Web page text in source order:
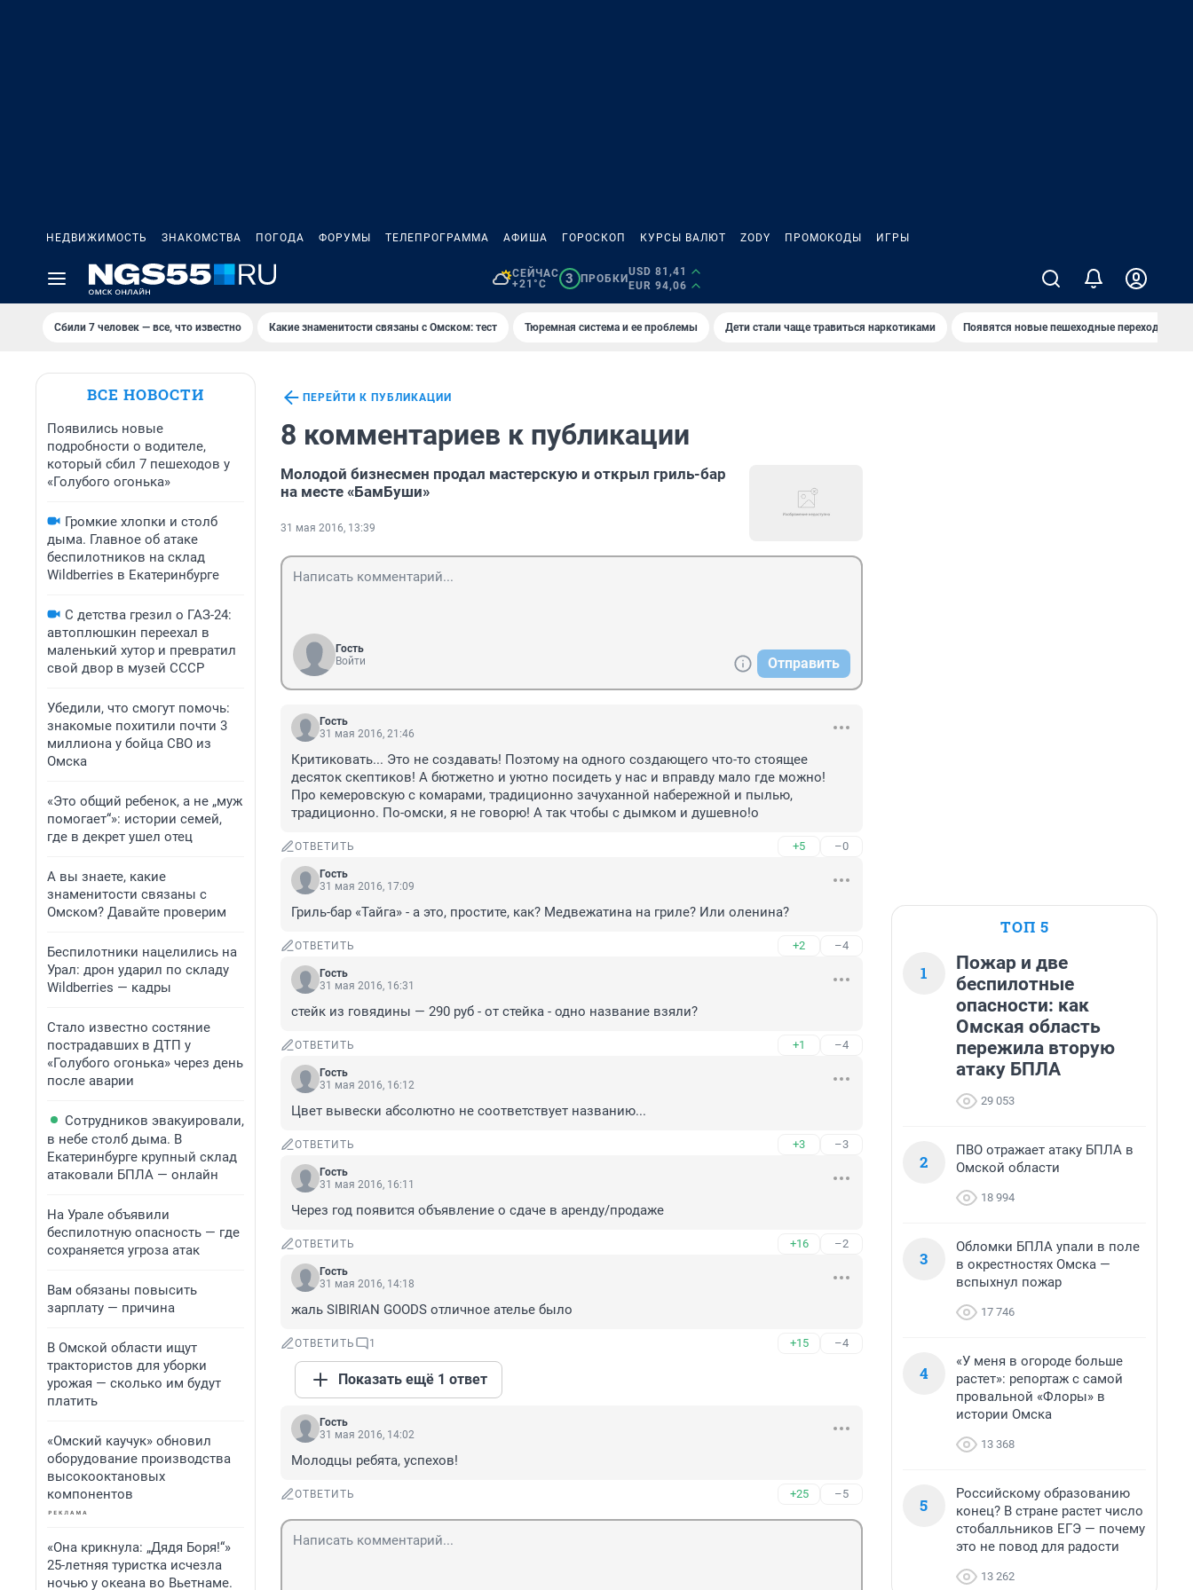
НЕДВИЖИМОСТЬ ЗНАКОМСТВА ПОГОДА ФОРУМЫ ТЕЛЕПРОГРАММА АФИША ГОРОСКОП КУРСЫ ВАЛЮТ ZODY ПРОМОКОДЫ ИГРЫ
СЕЙЧАС
+21°C
3 ПРОБКИ
USD 81,41
EUR 94,06
Сбили 7 человек — все, что известно Какие знаменитости связаны с Омском: тест Тюремная система и ее проблемы Дети стали чаще травиться наркотиками Появятся новые пешеходные переходы
ВСЕ НОВОСТИ
Появились новые
подробности о водителе,
который сбил 7 пешеходов у
«Голубого огонька»
Громкие хлопки и столб
дыма. Главное об атаке
беспилотников на склад
Wildberries в Екатеринбурге
С детства грезил о ГАЗ-24:
автоплюшкин переехал в
маленький хутор и превратил
свой двор в музей СССР
Убедили, что смогут помочь:
знакомые похитили почти 3
миллиона у бойца СВО из
Омска
«Это общий ребенок, а не „муж
помогает“»: истории семей,
где в декрет ушел отец
А вы знаете, какие
знаменитости связаны с
Омском? Давайте проверим
Беспилотники нацелились на
Урал: дрон ударил по складу
Wildberries — кадры
Стало известно состяние
пострадавших в ДТП у
«Голубого огонька» через день
после аварии
Сотрудников эвакуировали,
в небе столб дыма. В
Екатеринбурге крупный склад
атаковали БПЛА — онлайн
На Урале объявили
беспилотную опасность — где
сохраняется угроза атак
Вам обязаны повысить
зарплату — причина
В Омской области ищут
трактористов для уборки
урожая — сколько им будут
платить
«Омский каучук» обновил
оборудование производства
высокооктановых
компонентов
«Она крикнула: „Дядя Боря!“»
25-летняя туристка исчезла
ночью у океана во Вьетнаме.
ПЕРЕЙТИ К ПУБЛИКАЦИИ
8 комментариев к публикации
Молодой бизнесмен продал мастерскую и открыл гриль-бар
на месте «БамБуши»
31 мая 2016, 13:39
Гость
Войти
Отправить
Гость
31 мая 2016, 21:46
Критиковать... Это не создавать! Поэтому на одного создающего что-то стоящее
десяток скептиков! А бютжетно и уютно посидеть у нас и вправду мало где можно!
Про кемеровскую с комарами, традиционно зачуханной набережной и пылью,
традиционно. По-омски, я не говорю! А так чтобы с дымком и душевно!о
ОТВЕТИТЬ +5 –0
Гость
31 мая 2016, 17:09
Гриль-бар «Тайга» - а это, простите, как? Медвежатина на гриле? Или оленина?
ОТВЕТИТЬ +2 –4
Гость
31 мая 2016, 16:31
стейк из говядины — 290 руб - от стейка - одно название взяли?
ОТВЕТИТЬ +1 –4
Гость
31 мая 2016, 16:12
Цвет вывески абсолютно не соответствует названию...
ОТВЕТИТЬ +3 –3
Гость
31 мая 2016, 16:11
Через год появится объявление о сдаче в аренду/продаже
ОТВЕТИТЬ +16 –2
Гость
31 мая 2016, 14:18
жаль SIBIRIAN GOODS отличное ателье было
ОТВЕТИТЬ 1 +15 –4
Показать ещё 1 ответ
Гость
31 мая 2016, 14:02
Молодцы ребята, успехов!
ОТВЕТИТЬ +25 –5
ТОП 5
1
Пожар и две
беспилотные
опасности: как
Омская область
пережила вторую
атаку БПЛА
29 053
2
ПВО отражает атаку БПЛА в
Омской области
18 994
3
Обломки БПЛА упали в поле
в окрестностях Омска —
вспыхнул пожар
17 746
4
«У меня в огороде больше
растет»: репортаж с самой
провальной «Флоры» в
истории Омска
13 368
5
Российскому образованию
конец? В стране растет число
стобалльников ЕГЭ — почему
это не повод для радости
13 262